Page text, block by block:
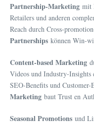
Partnership-Marketing mit
Retailers und anderen
Reach durch Cross-
Partnerships können Win-
Content-based Marketing
Videos und Industry-Insights
SEO-Benefits und Customer-
Marketing baut Trust en
Seasonal Promotions und